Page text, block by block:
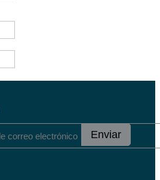
Enviar